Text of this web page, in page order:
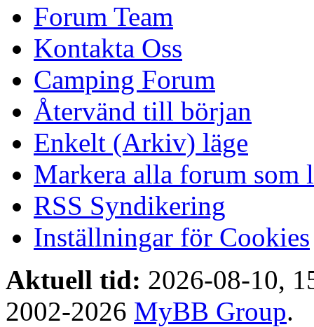
Forum Team
Kontakta Oss
Camping Forum
Återvänd till början
Enkelt (Arkiv) läge
Markera alla forum som
RSS Syndikering
Inställningar för Cookies
Aktuell tid: 2026-08-10,
2002-2026 MyBB Group.